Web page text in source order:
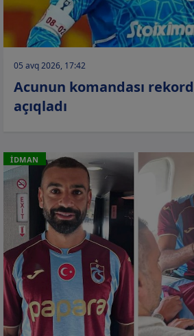
05 avq 2026, 17:42
Acunun komandası
açıqladı
İDMAN